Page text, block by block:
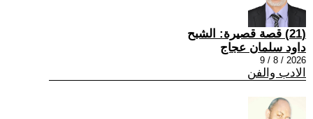
(21) قصة قصيرة: الشبح
داود سلمان عجاج
2026 / 8 / 9
الادب والفن